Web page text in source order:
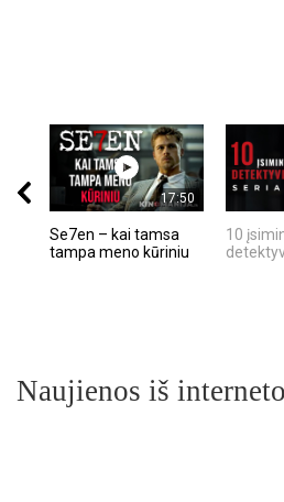
17:50
Se7en – kai tamsa
tampa meno kūriniu
10
Naujienos iš